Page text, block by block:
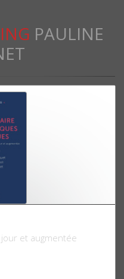
PAULINE
et augmentée